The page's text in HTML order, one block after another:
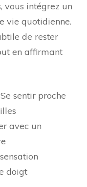
vous intégrez un
vie quotidienne.
de rester
en affirmant
sentir proche
avec un
doigt